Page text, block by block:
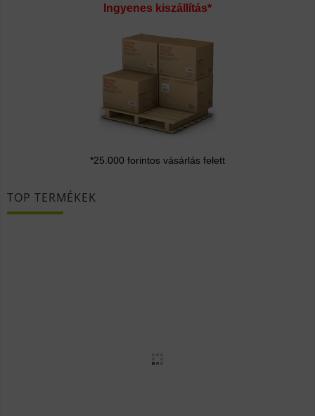
Ingyenes kiszállítás*
*25.000 forintos vásárlás felett
TOP TERMÉKEK